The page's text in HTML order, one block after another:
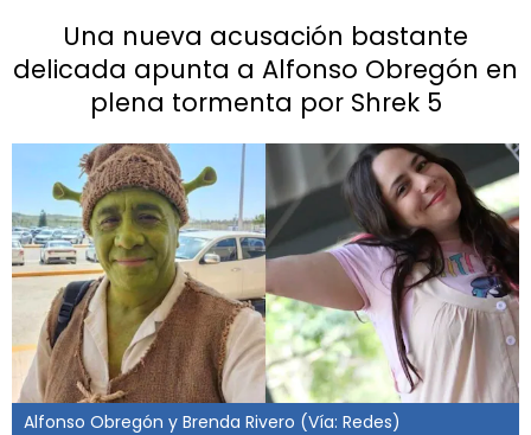
Una nueva acusación bastante
delicada apunta a Alfonso Obregón en
plena tormenta por Shrek 5
Alfonso Obregón y Brenda Rivero (Vía: Redes)